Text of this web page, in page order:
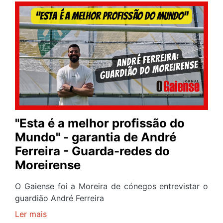
aos
manjericos:
Tradições
de
S.
João
em
Gaia
-
Voz
do
Povo
"Esta é a melhor profissão do
Mundo" - garantia de André
Ferreira - Guarda-redes do
Moreirense
O Gaiense foi a Moreira de cónegos entrevistar o
guardião André Ferreira
Ler mais